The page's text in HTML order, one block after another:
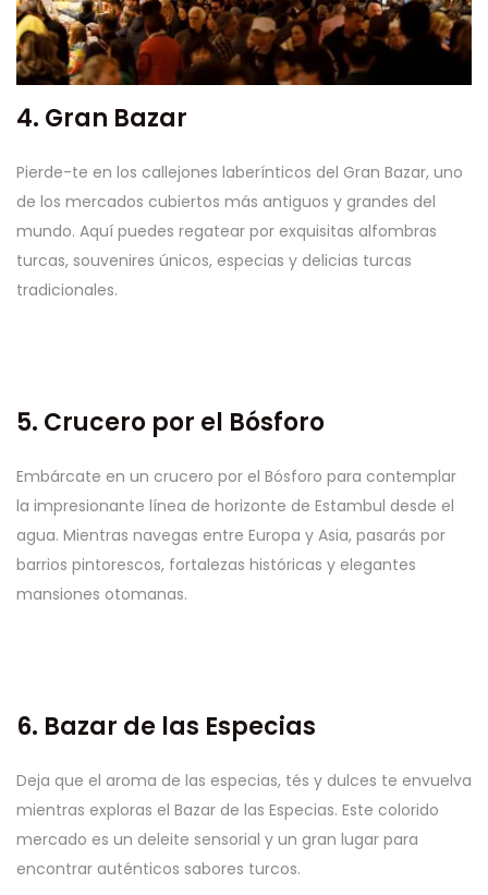
4. Gran Bazar
Pierde-te en los callejones laberínticos del Gran Bazar, uno
de los mercados cubiertos más antiguos y grandes del
mundo. Aquí puedes regatear por exquisitas alfombras
turcas, souvenires únicos, especias y delicias turcas
tradicionales.
5. Crucero por el Bósforo
Embárcate en un crucero por el Bósforo para contemplar
la impresionante línea de horizonte de Estambul desde el
agua. Mientras navegas entre Europa y Asia, pasarás por
barrios pintorescos, fortalezas históricas y elegantes
mansiones otomanas.
6. Bazar de las Especias
Deja que el aroma de las especias, tés y dulces te envuelva
mientras exploras el Bazar de las Especias. Este colorido
mercado es un deleite sensorial y un gran lugar para
encontrar auténticos sabores turcos.